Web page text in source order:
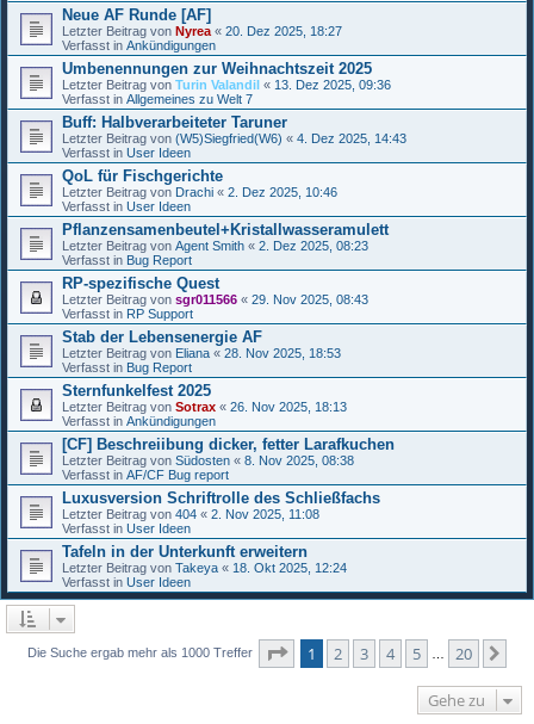
Neue AF Runde [AF]
Letzter Beitrag von Nyrea « 20. Dez 2025, 18:27
Verfasst in Ankündigungen
Umbenennungen zur Weihnachtszeit 2025
Letzter Beitrag von Turin Valandil « 13. Dez 2025, 09:36
Verfasst in Allgemeines zu Welt 7
Buff: Halbverarbeiteter Taruner
Letzter Beitrag von (W5)Siegfried(W6) « 4. Dez 2025, 14:43
Verfasst in User Ideen
QoL für Fischgerichte
Letzter Beitrag von Drachi « 2. Dez 2025, 10:46
Verfasst in User Ideen
Pflanzensamenbeutel+Kristallwasseramulett
Letzter Beitrag von Agent Smith « 2. Dez 2025, 08:23
Verfasst in Bug Report
RP-spezifische Quest
Letzter Beitrag von sgr011566 « 29. Nov 2025, 08:43
Verfasst in RP Support
Stab der Lebensenergie AF
Letzter Beitrag von Eliana « 28. Nov 2025, 18:53
Verfasst in Bug Report
Sternfunkelfest 2025
Letzter Beitrag von Sotrax « 26. Nov 2025, 18:13
Verfasst in Ankündigungen
[CF] Beschreiibung dicker, fetter Larafkuchen
Letzter Beitrag von Südosten « 8. Nov 2025, 08:38
Verfasst in AF/CF Bug report
Luxusversion Schriftrolle des Schließfachs
Letzter Beitrag von 404 « 2. Nov 2025, 11:08
Verfasst in User Ideen
Tafeln in der Unterkunft erweitern
Letzter Beitrag von Takeya « 18. Okt 2025, 12:24
Verfasst in User Ideen
Die Suche ergab mehr als 1000 Treffer Seite von
1 2 3 4 5 20
Gehe zu